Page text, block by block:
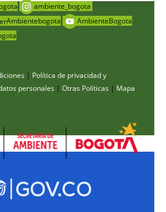
ambiente_bogota
Ambientebogota
AmbienteBogota
| Política de privacidad y
personales | Otras Políticas | Mapa